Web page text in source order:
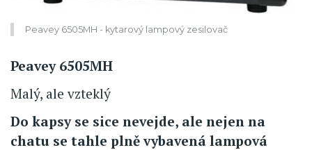
Peavey 6505MH - kytarový lampový zesilovač
Peavey 6505MH
Malý, ale vzteklý
Do kapsy se sice nevejde, ale nejen na
chatu se tahle plně vybavená lampová